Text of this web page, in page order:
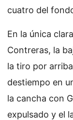
cuatro del
En la única
Contreras, la
la tiro por
destiempo en
la cancha con
expulsado y el